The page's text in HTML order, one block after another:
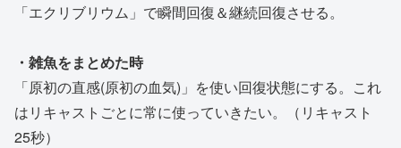
「エクリブリウム」で瞬間回復＆継続回復させる。
・雑魚をまとめた時
「原初の直感(原初の血気)」を使い回復状態にする。これ
はリキャストごとに常に使っていきたい。（リキャスト
25秒）